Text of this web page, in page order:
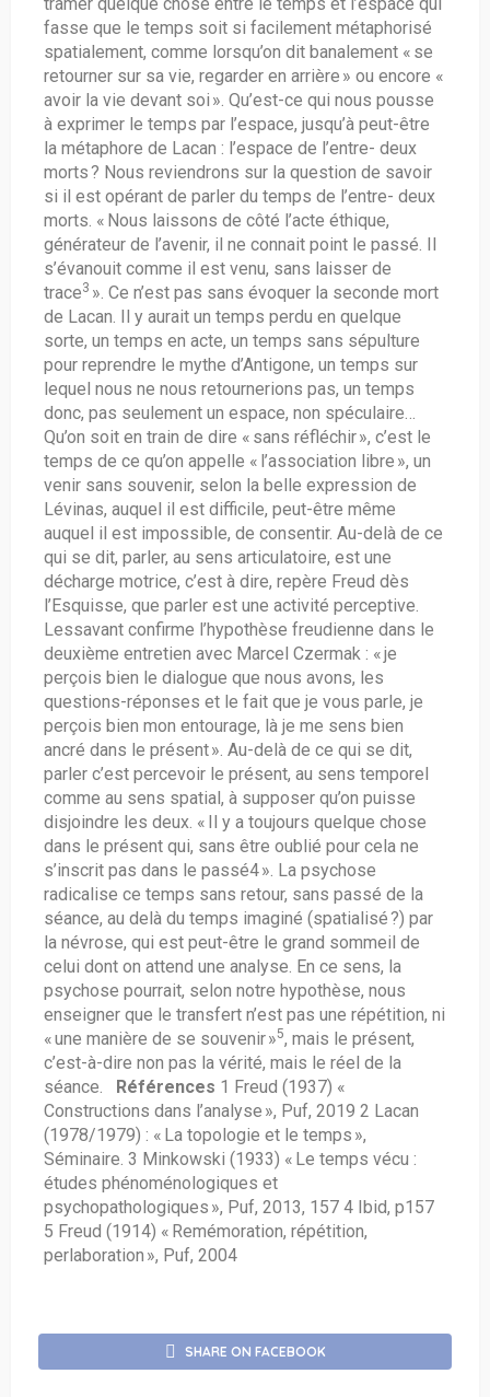
fasse que le temps soit si facilement métaphorisé
spatialement, comme lorsqu’on dit banalement « se
retourner sur sa vie, regarder en arrière » ou encore «
avoir la vie devant soi ». Qu’est-ce qui nous pousse
à exprimer le temps par l’espace, jusqu’à peut-être
la métaphore de Lacan : l’espace de l’entre- deux
morts ? Nous reviendrons sur la question de savoir
si il est opérant de parler du temps de l’entre- deux
morts. « Nous laissons de côté l’acte éthique,
générateur de l’avenir, il ne connait point le passé. Il
s’évanouit comme il est venu, sans laisser de
trace3 ». Ce n’est pas sans évoquer la seconde mort
de Lacan. Il y aurait un temps perdu en quelque
sorte, un temps en acte, un temps sans sépulture
pour reprendre le mythe d’Antigone, un temps sur
lequel nous ne nous retournerions pas, un temps
donc, pas seulement un espace, non spéculaire…
Qu’on soit en train de dire « sans réfléchir », c’est le
temps de ce qu’on appelle « l’association libre », un
venir sans souvenir, selon la belle expression de
Lévinas, auquel il est difficile, peut-être même
auquel il est impossible, de consentir. Au-delà de ce
qui se dit, parler, au sens articulatoire, est une
décharge motrice, c’est à dire, repère Freud dès
l’Esquisse, que parler est une activité perceptive.
Lessavant confirme l’hypothèse freudienne dans le
deuxième entretien avec Marcel Czermak : « je
perçois bien le dialogue que nous avons, les
questions-réponses et le fait que je vous parle, je
perçois bien mon entourage, là je me sens bien
ancré dans le présent ». Au-delà de ce qui se dit,
parler c’est percevoir le présent, au sens temporel
comme au sens spatial, à supposer qu’on puisse
disjoindre les deux. « Il y a toujours quelque chose
dans le présent qui, sans être oublié pour cela ne
s’inscrit pas dans le passé4 ». La psychose
radicalise ce temps sans retour, sans passé de la
séance, au delà du temps imaginé (spatialisé ?) par
la névrose, qui est peut-être le grand sommeil de
celui dont on attend une analyse. En ce sens, la
psychose pourrait, selon notre hypothèse, nous
enseigner que le transfert n’est pas une répétition, ni
« une manière de se souvenir »5, mais le présent,
c’est-à-dire non pas la vérité, mais le réel de la
séance. Références 1 Freud (1937) «
Constructions dans l’analyse », Puf, 2019 2 Lacan
(1978/1979) : « La topologie et le temps »,
Séminaire. 3 Minkowski (1933) « Le temps vécu :
études phénoménologiques et
psychopathologiques », Puf, 2013, 157 4 Ibid, p157
5 Freud (1914) « Remémoration, répétition,
perlaboration », Puf, 2004
SHARE ON FACEBOOK